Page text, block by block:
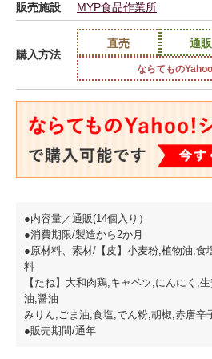
販売施設 MYP食品作業所
購入方法
直売 通販
ならてもの
●内容量／通販(14個入り）
●消費期限/製造から2か月
●原材料、素材/【皮】小麦粉,植物油,食
料
【たね】大和肉鶏,キャベツ,にんにく,
油,醤油
みりん,ごま油,食塩,でん粉,胡椒,赤唐辛
●販売期間/通年